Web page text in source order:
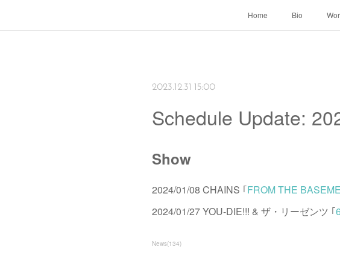
Home Bio
2023.12.31 15:00
Schedule Update:
Show
2024/01/08 CHAINS ｢FROM THE
2024/01/27 YOU-DIE!!! & ザ・リーゼンツ ｢
News(134)